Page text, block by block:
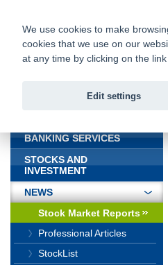
Fio bank
BANKING SERVICES
STOCKS AND
INVESTMENT
NEWS
Stock Market Reports
Professional Articles
StockList
We use cookies to make
cookies that we use on our
at any time by clicking on the
Edit settings